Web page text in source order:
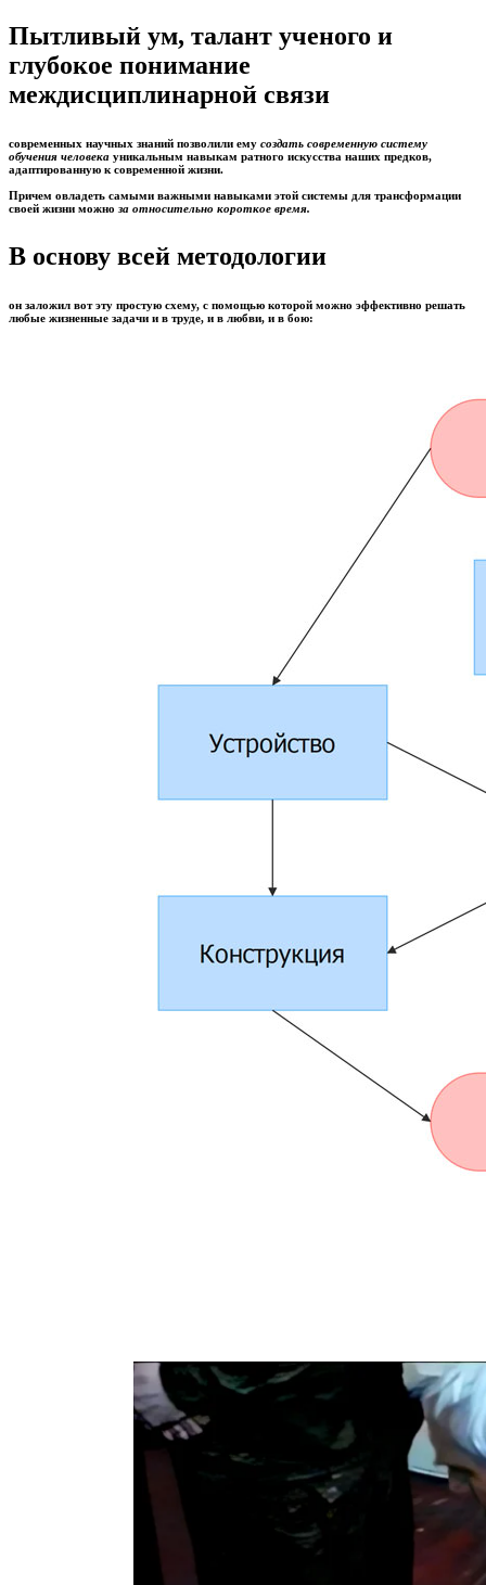
Пытливый ум, талант ученого и
глубокое понимание
междисциплинарной связи
современных научных знаний позволили ему создать современную систему
обучения человека уникальным навыкам ратного искусства наших предков,
адаптированную к современной жизни.
Причем овладеть самыми важными навыками этой системы для трансформации
своей жизни можно за относительно короткое время.
В основу всей методологии
он заложил вот эту простую схему, с помощью которой можно эффективно решать
любые жизненные задачи и в труде, и в любви, и в бою: